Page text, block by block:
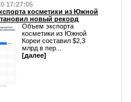
17:27:05
косметики из Южной
новый рекорд
Объем экспорта
косметики из Южной
Кореи составил $2,3
млрд в пер...
[далее]